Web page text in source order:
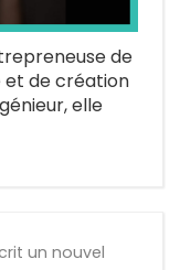
de
et de création
elle
un nouvel